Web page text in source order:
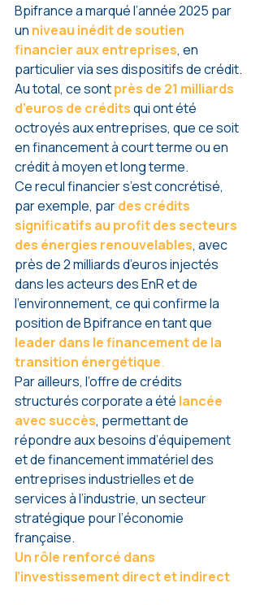
Bpifrance a marqué l’année 2025 par
un niveau inédit de soutien
financier aux entreprises, en
particulier via ses dispositifs de crédit.
Au total, ce sont près de 21 milliards
d’euros de crédits qui ont été
octroyés aux entreprises, que ce soit
en financement à court terme ou en
crédit à moyen et long terme.
Ce recul financier s’est concrétisé,
par exemple, par des crédits
significatifs au profit des secteurs
des énergies renouvelables, avec
près de 2 milliards d’euros injectés
dans les acteurs des EnR et de
l’environnement, ce qui confirme la
position de Bpifrance en tant que
leader dans le financement de la
transition énergétique.
Par ailleurs, l’offre de crédits
structurés corporate a été lancée
avec succès, permettant de
répondre aux besoins d’équipement
et de financement immatériel des
entreprises industrielles et de
services à l’industrie, un secteur
stratégique pour l’économie
française.
Un rôle renforcé dans
l’investissement direct et indirect